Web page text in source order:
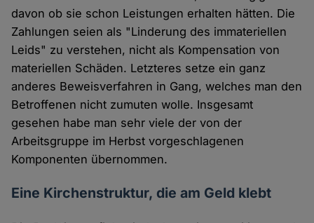
davon ob sie schon Leistungen erhalten hätten. Die
Zahlungen seien als "Linderung des immateriellen
Leids" zu verstehen, nicht als Kompensation von
materiellen Schäden. Letzteres setze ein ganz
anderes Beweisverfahren in Gang, welches man den
Betroffenen nicht zumuten wolle. Insgesamt
gesehen habe man sehr viele der von der
Arbeitsgruppe im Herbst vorgeschlagenen
Komponenten übernommen.
Eine Kirchenstruktur, die am Geld klebt